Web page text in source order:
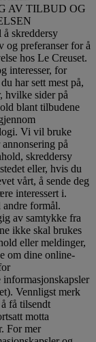
AV TILBUD OG
skreddersy
og preferanser for å
hos Le Creuset.
interesser, for
har sett mest på,
hvilke sider på
blant tilbudene
Vi vil bruke
på
skreddersy
eller, hvis du
vårt, å sende deg
interessert i.
formål.
av samtykke fra
ikke skal brukes
eller meldinger,
om dine online-
informasjonskapsler
Vennligst merk
få tilsendt
motta
For mer